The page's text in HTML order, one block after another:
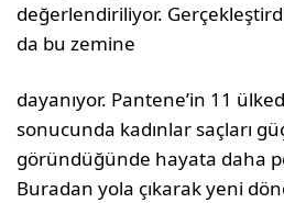
değerlendi­riliyor.
da bu zemine
dayanıyor. Pantene’in 11
sonucunda kadınlar saçları
göründüğünde hayata daha
Buradan yola çıkarak yeni